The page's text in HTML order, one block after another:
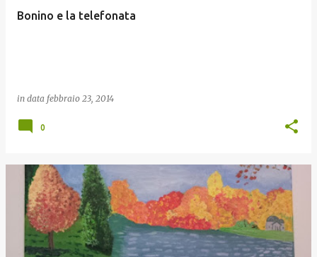
Bonino e la telefonata
in data febbraio 23, 2014
0